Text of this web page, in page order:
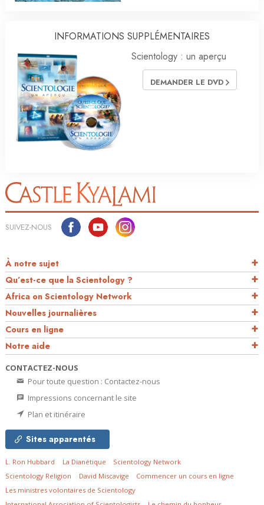
INFORMATIONS SUPPLÉMENTAIRES
Scientology : un aperçu
DEMANDER LE DVD
SUIVEZ-NOUS
À notre sujet
Qu’est-ce que la Scientology ?
Africa on Scientology Network
Nouvelles journalières
Cours en ligne
Notre aide
CONTACTEZ-NOUS
Pour toute question : Contactez-nous
Impressions concernant le site
Plan et itinéraire
Sites apparentés
L. Ron Hubbard La Dianétique
Scientology Network
Scientology Religion
David Miscavige
Commencer un cours en ligne
Les ministres volontaires de Scientology